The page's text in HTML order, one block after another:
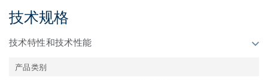
技术规格
技术特性和技术性能
产品类别